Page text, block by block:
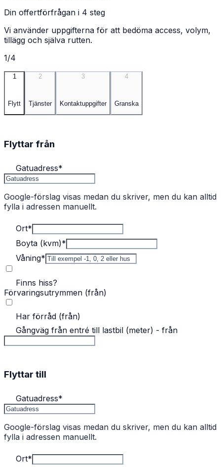
Din offertförfrågan i 4 steg
Vi använder uppgifterna för att bedöma access, volym,
tillägg och själva rutten.
1/4
1
Flytt
2
Tjänster
3
Kontaktuppgifter
4
Granska
Flyttar från
Gatuadress*
Google-förslag visas medan du skriver, men du kan alltid
fylla i adressen manuellt.
Ort*
Boyta (kvm)*
Våning*
Finns hiss?
Förvaringsutrymmen (från)
Har förråd (från)
Gångväg från entré till lastbil (meter) - från
Flyttar till
Gatuadress*
Google-förslag visas medan du skriver, men du kan alltid
fylla i adressen manuellt.
Ort*